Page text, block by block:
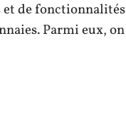
de
Parmi eux,